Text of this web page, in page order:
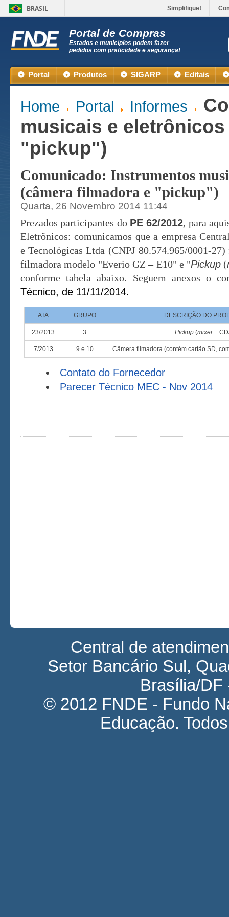
BRASIL Simplifique!
Portal de Compras
Estados e municípios podem fazer
pedidos com praticidade e segurança!
Portal Produtos SIGARP Editais
Home Portal Informes
musicais e
"pickup")
Comunicado: Instrumentos
(câmera filmadora e "pickup")
Quarta, 26 Novembro 2014 11:44
Prezados participantes do PE 62/2012, para
Eletrônicos: comunicamos que a empresa
e Tecnológicas Ltda (CNPJ 80.574.965/0001-
filmadora modelo "Everio GZ – E10" e "Pickup (
conforme tabela abaixo. Seguem anexos o
Técnico, de 11/11/2014.
ATA GRUPO DESCRIÇÃO DO
23/2013 3 Pickup(mixer+
7/2013 9 e 10 Câmera filmadora (contém cartão SD,
Contato do Fornecedor
Parecer Técnico MEC - Nov 2014
Central de
Setor Bancário Sul,
Brasília/DF
© 2012 FNDE - Fundo
Educação.